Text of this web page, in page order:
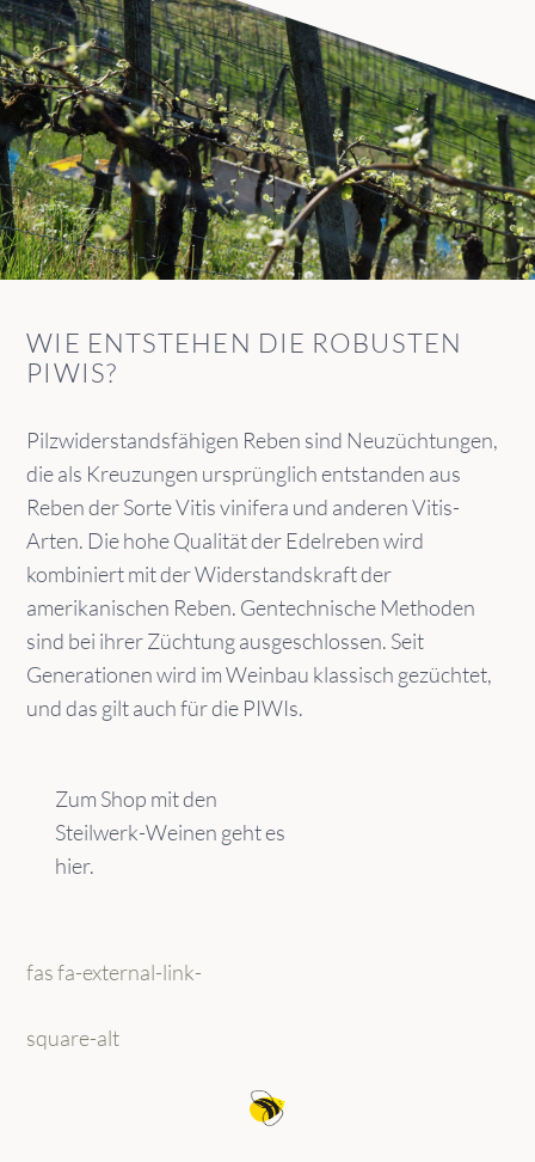
WIE ENTSTEHEN DIE ROBUSTEN
PIWIS?
Pilzwiderstandsfähigen Reben sind Neuzüchtungen,
die als Kreuzungen ursprünglich entstanden aus
Reben der Sorte Vitis vinifera und anderen Vitis-
Arten. Die hohe Qualität der Edelreben wird
kombiniert mit der Widerstandskraft der
amerikanischen Reben. Gentechnische Methoden
sind bei ihrer Züchtung ausgeschlossen. Seit
Generationen wird im Weinbau klassisch gezüchtet,
und das gilt auch für die PIWIs.
Zum Shop mit den
Steilwerk-Weinen geht es
hier.
fas fa-external-link-
square-alt